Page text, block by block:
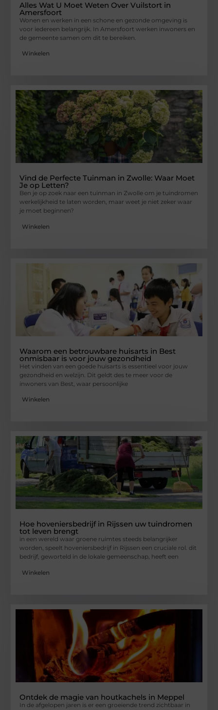
Alles Wat U Moet Weten Over Vuilstort in
Amersfoort
Wonen en werken in een schone en gezonde omgeving is
voor iedereen belangrijk. In Amersfoort werken inwoners en
de gemeente samen om dit te bereiken.
Winkelen
Vind de Perfecte Tuinman in Zwolle: Waar Moet
Je op Letten?
Ben je op zoek naar een tuinman in Zwolle om je tuindromen
werkelijkheid te laten worden, maar weet je niet zeker waar
je moet beginnen?
Winkelen
Waarom een betrouwbare huisarts in Best
onmisbaar is voor jouw gezondheid
Het vinden van een goede huisarts is essentieel voor jouw
gezondheid en welzijn. Dit geldt des te meer voor de
inwoners van Best, waar persoonlijke
Winkelen
Hoe hoveniersbedrijf in Rijssen uw tuindromen
tot leven brengt
in een wereld waar groene ruimtes steeds belangrijker
worden, speelt hoveniersbedrijf in Rijssen een cruciale rol. dit
bedrijf, geworteld in de lokale gemeenschap, heeft een
Winkelen
Ontdek de magie van houtkachels in Meppel
In de afgelopen jaren is er een groeiende trend zichtbaar in